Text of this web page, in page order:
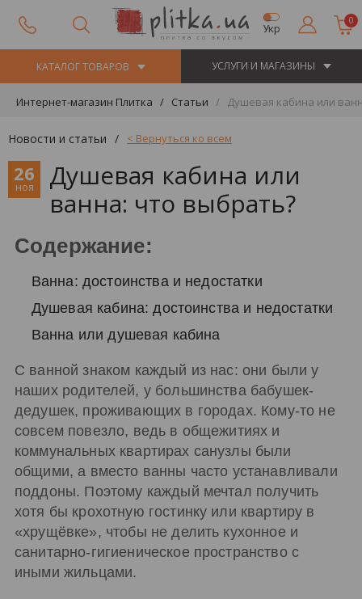
Укр
0
КАТАЛОГ ТОВАРОВ УСЛУГИ И МАГАЗИНЫ
Интернет-магазин Плитка Статьи Душевая кабина или
Новости и статьи / < Вернуться ко всем
26
ноя
Душевая кабина или
ванна: что выбрать?
Содержание:
Ванна: достоинства и недостатки
Душевая кабина: достоинства и недостатки
Ванна или душевая кабина
С ванной знаком каждый из нас: они были у
наших родителей, у большинства бабушек-
дедушек, проживающих в городах. Кому-то не
совсем повезло, ведь в общежитиях и
коммунальных квартирах санузлы были
общими, а вместо ванны часто устанавливали
поддоны. Поэтому каждый мечтал получить
хотя бы крохотную гостинку или квартиру в
«хрущёвке», чтобы не делить кухонное и
санитарно-гигиеническое пространство с
иными жильцами.